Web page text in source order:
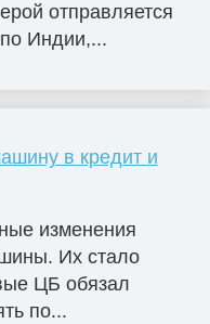
отправляется
Индии,...
в кредит и
изменения
Их стало
ЦБ обязал
по...